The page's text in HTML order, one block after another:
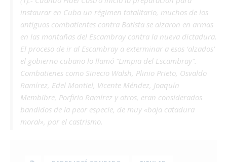
instaurar en Cuba un régimen totalitario, muchos de los
antiguos combatientes contra Batista se alzaron en armas
en las montañas del Escambray contra la nueva dictadura.
El proceso de ir al Escambray a exterminar a esos ‘alzados’
el gobierno cubano lo llamó “Limpia del Escambray”.
Combatienes como Sinecio Walsh, Plinio Prieto, Osvaldo
Ramírez, Edel Montiel, Vicente Méndez, Joaquín
Membibre, Porfirio Ramírez y otros, eran considerados
bandidos de la peor especie, de muy «baja catadura
moral», por el castrismo.